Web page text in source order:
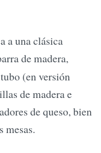
a una clásica
de madera,
(en versión
de madera e
de queso, bien
mesas.